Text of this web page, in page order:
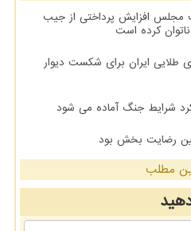
مجلس افزایش پرداختی از جیب
ناتوان کرده است
طلایی ایران برای شکست دیوار
شرایط جنگ آماده می شود
رضایت بخش بود
مطلب